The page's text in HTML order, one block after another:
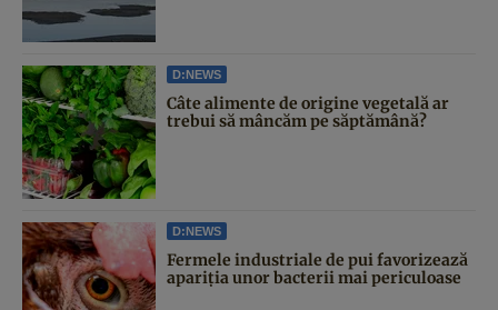
D:NEWS
Câte alimente de origine vegetală ar
trebui să mâncăm pe săptămână?
D:NEWS
Fermele industriale de pui favorizează
apariția unor bacterii mai periculoase